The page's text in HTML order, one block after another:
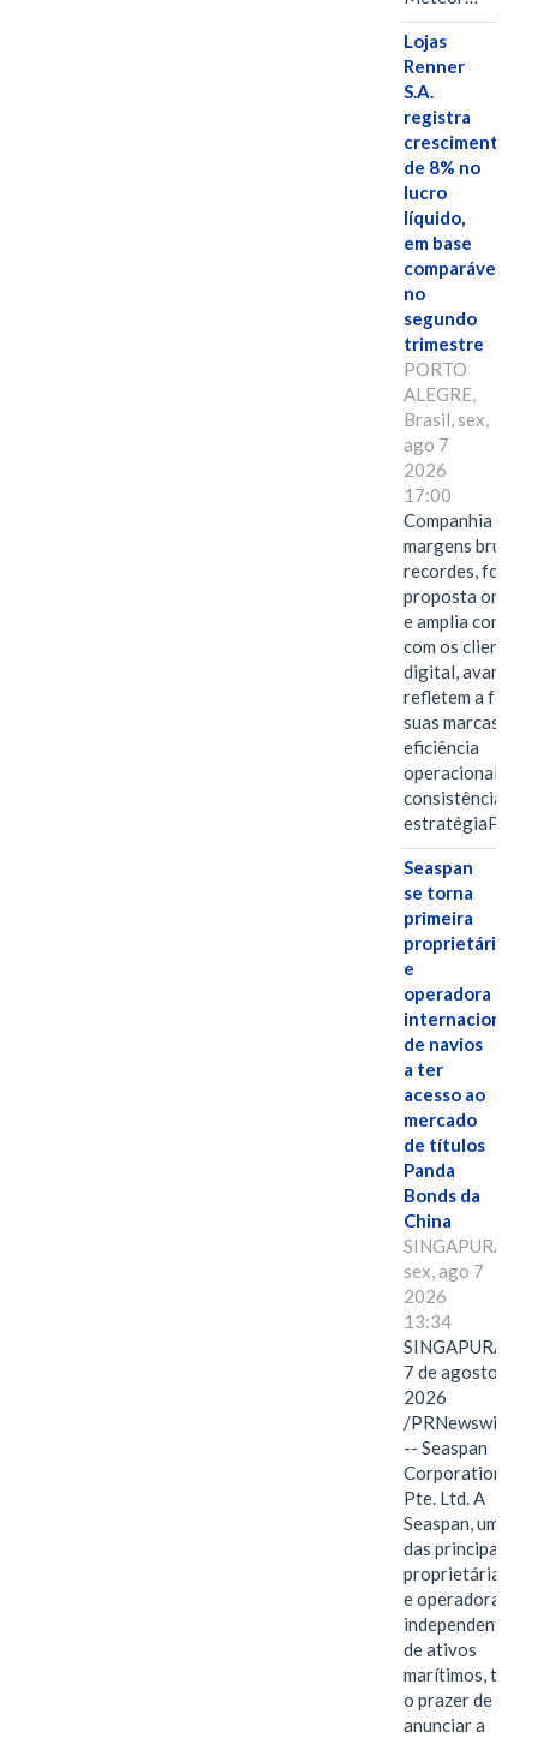
Lojas
Renner
S.A.
registra
crescimento
de 8% no
lucro
líquido,
em base
comparável,
no
segundo
trimestre
PORTO
ALEGRE,
Brasil, sex,
ago 7
2026
17:00
Companhia
margens brutas
recordes,
proposta
e amplia
com os clientes
digital, avanços
refletem a força
suas marcas, a
eficiência
operacional e a
consistência de
Seaspan
se torna
primeira
proprietária
e
operadora
internacional
de navios
a ter
acesso ao
mercado
de títulos
Panda
Bonds da
China
SINGAPURA,
sex, ago 7
2026
13:34
SINGAPURA,
7 de agosto de
2026
/PRNewswire/
-- Seaspan
Corporation
Pte. Ltd. A
Seaspan, uma
das principais
proprietárias
e operadoras
independentes
de ativos
marítimos, tem
o prazer de
anunciar a